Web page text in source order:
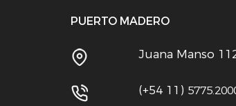
PUERTO MADERO
Juana Manso
(+54 11)